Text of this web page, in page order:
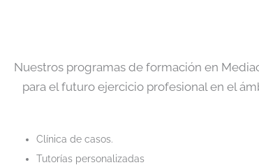
Nuestros programas de formación en
para el futuro ejercicio profesional en el
Clínica de casos.
Tutorías personalizadas